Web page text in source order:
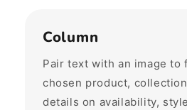
Column
Pair text with an image to
chosen product,
details on availability,